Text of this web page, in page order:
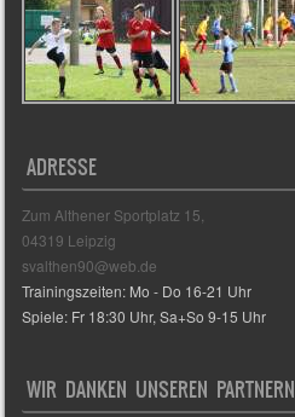
ADRESSE
Zum Althener Sportplatz 15,
04319 Leipzig
svalthen90@web.de
Trainingszeiten: Mo - Do 16-21 Uhr
Spiele: Fr 18:30 Uhr, Sa+So 9-15 Uhr
WIR DANKEN UNSEREN PARTNERN